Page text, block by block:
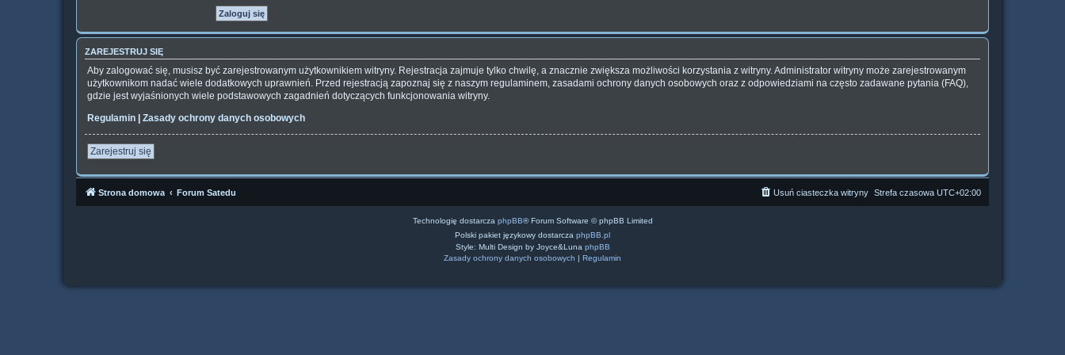
ZAREJESTRUJ SIĘ
Aby zalogować się, musisz być zarejestrowanym użytkownikiem witryny. Rejestracja zajmuje tylko chwilę, a znacznie zwiększa możliwości korzystania z witryny. Administrator witryny może zarejestrowanym
użytkownikom nadać wiele dodatkowych uprawnień. Przed rejestracją zapoznaj się z naszym regulaminem, zasadami ochrony danych osobowych oraz z odpowiedziami na często zadawane pytania (FAQ),
gdzie jest wyjaśnionych wiele podstawowych zagadnień dotyczących funkcjonowania witryny.
Regulamin | Zasady ochrony danych osobowych
Zarejestruj się
Strona domowa Forum Satedu Strefa czasowa UTC+02:00
Usuń ciasteczka witryny
Technologię dostarcza phpBB® Forum Software © phpBB Limited
Polski pakiet językowy dostarcza phpBB.pl
Style: Multi Design by Joyce&Luna phpBB
Zasady ochrony danych osobowych | Regulamin